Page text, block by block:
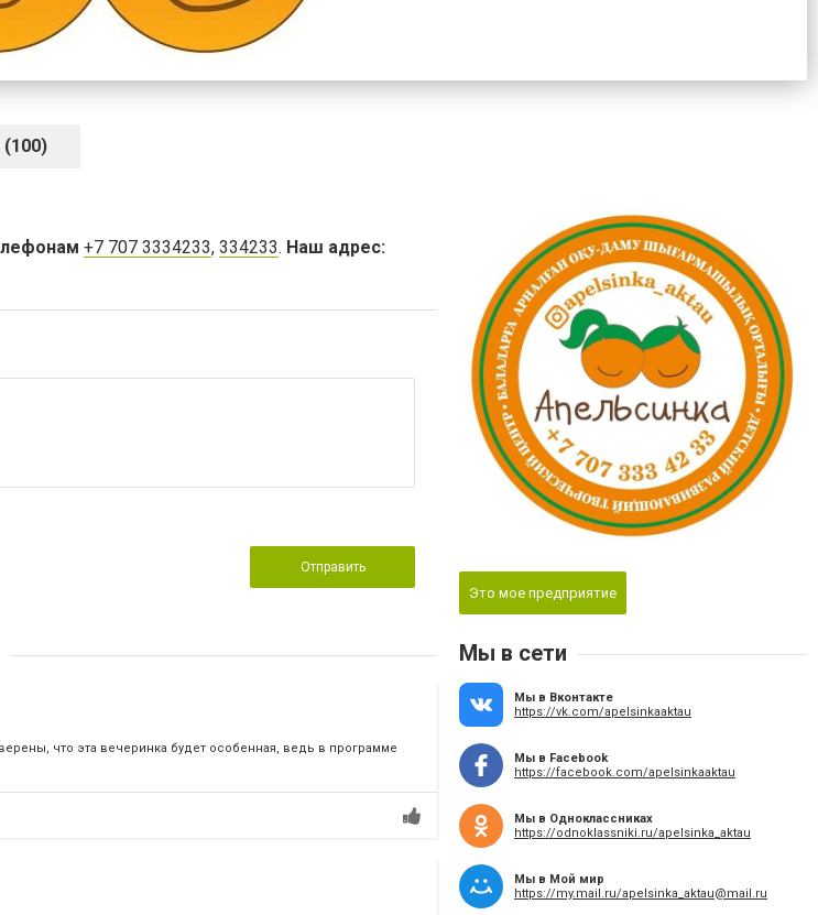
(100)
+7 707 3334233, 334233. Наш адрес:
Отправить
что эта вечеринка будет особенная, ведь в программе
Это мое предприятие
Мы в сети
Мы в Вконтакте
https://vk.com/apelsinkaaktau
Мы в Facebook
https://facebook.com/apelsinkaaktau
Мы в Одноклассниках
https://odnoklassniki.ru/apelsinka_aktau
Мы в Мой мир
https://my.mail.ru/apelsinka_aktau@mail.ru